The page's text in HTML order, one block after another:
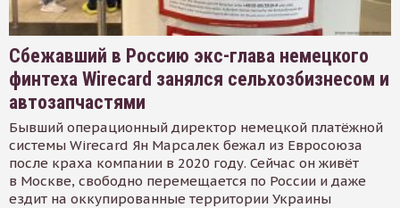
Сбежавший в Россию экс-глава немецкого
финтеха Wirecard занялся сельхозбизнесом и
автозапчастями
Бывший операционный директор немецкой платёжной
системы Wirecard Ян Марсалек бежал из Евросоюза
после краха компании в 2020 году. Сейчас он живёт
в Москве, свободно перемещается по России и даже
ездит на оккупированные территории Украины